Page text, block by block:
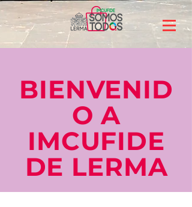
BIENVENID
O A
IMCUFIDE
DE LERMA